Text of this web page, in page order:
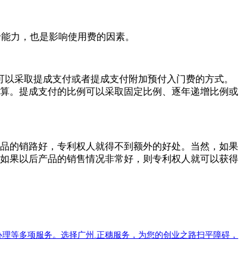
，也是影响使用费的因素。
采取提成支付或者提成支付附加预付入门费的方式。
。提成支付的比例可以采取固定比例、逐年递增比例或
销路好，专利权人就得不到额外的好处。当然，如果
果以后产品的销售情况非常好，则专利权人就可以获得
等多项服务。选择广州.正穗服务，为您的创业之路扫平障碍，